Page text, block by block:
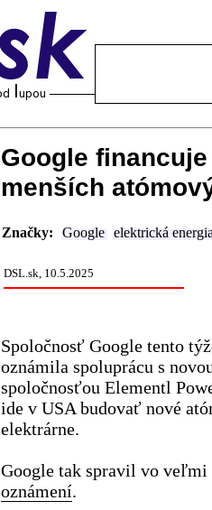
Google
menších
Značky: Google elektrická
DSL.sk, 10.5.2025
Spoločnosť Google tento
oznámila spoluprácu s
spoločnosťou Elementl
ide v USA budovať nové
elektrárne.
Google tak spravil vo veľmi
oznámení.